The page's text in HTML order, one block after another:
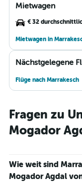
Mietwagen
€ 32
Mietwagen in
Nächstgelegene
Flüge nach Marrakesch
Fragen zu
Mogador
Wie weit sind
Mogador Agdal